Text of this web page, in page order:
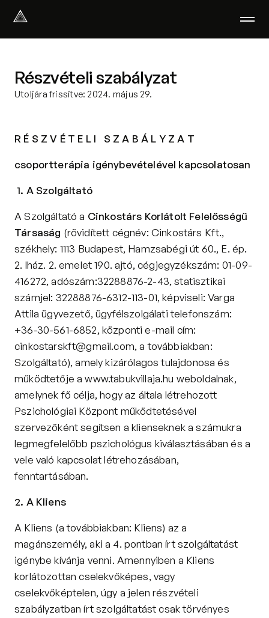
Amiben segítünk
Akik segítenek
Podcast
Pszichológiai tesztek
Kliens vagyok
Ahol segítünk
Csoportterápia
GYIK
Kapcsolat
Adatkezelési tájékoztató
Adatkezelési tájékoztató
csoportterápiához
Részvételi szabályzat
csoportterápiához
Etikai kódex
Részvételi szabályzat
Utoljára frissítve: 2024. május 29.
R É S Z V É T E L I   S Z A B Á L Y Z A T
csoportterápia igénybevételével kapcsolatosan
1. A Szolgáltató
A Szolgáltató a Cinkostárs Korlátolt Felelősségű
Társaság (rövidített cégnév: Cinkostárs Kft.,
székhely: 1113 Budapest, Hamzsabégi út 60., E. ép.
2. lház. 2. emelet 190. ajtó, cégjegyzékszám: 01-09-
416272, adószám:32288876-2-43, statisztikai
számjel: 32288876-6312-113-01, képviseli: Varga
Attila ügyvezető, ügyfélszolgálati telefonszám:
+36-30-561-6852, központi e-mail cím:
cinkostarskft@gmail.com, a továbbiakban:
Szolgáltató), amely kizárólagos tulajdonosa és
működtetője a www.tabukvillaja.hu weboldalnak,
amelynek fő célja, hogy az általa létrehozott
Pszichológiai Központ működtetésével
szervezőként segítsen a klienseknek a számukra
legmegfelelőbb pszichológus kiválasztásában és a
vele való kapcsolat létrehozásában,
fenntartásában.
2. A Kliens
A Kliens (a továbbiakban: Kliens) az a
magánszemély, aki a 4. pontban írt szolgáltatást
igénybe kívánja venni. Amennyiben a Kliens
korlátozottan cselekvőképes, vagy
cselekvőképtelen, úgy a jelen részvételi
szabályzatban írt szolgáltatást csak törvényes